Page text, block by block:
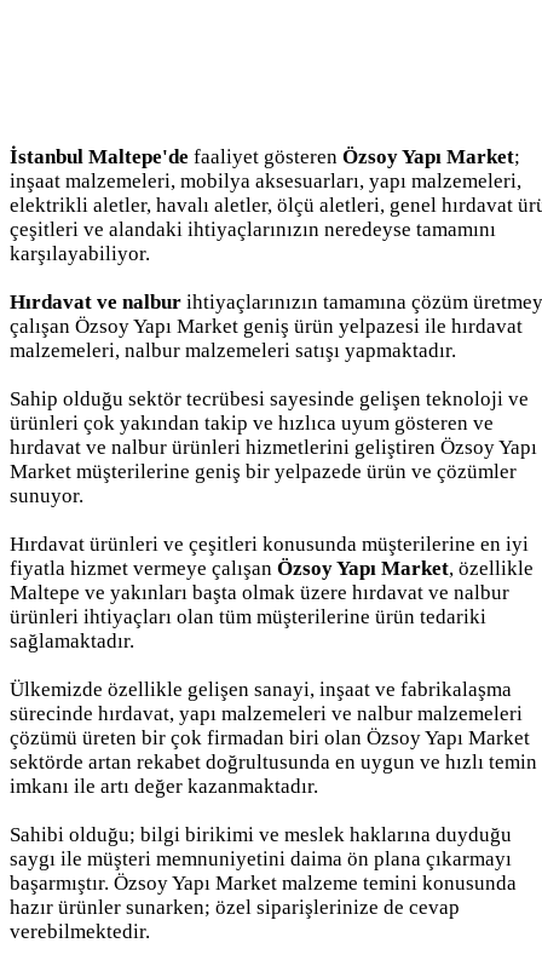
İstanbul Maltepe'de faaliyet gösteren Özsoy Yapı Market;
inşaat malzemeleri, mobilya aksesuarları, yapı malzemeleri,
elektrikli aletler, havalı aletler, ölçü aletleri, genel hırdavat
çeşitleri ve alandaki ihtiyaçlarınızın neredeyse tamamını
karşılayabiliyor.
Hırdavat ve nalbur ihtiyaçlarınızın tamamına çözüm
çalışan Özsoy Yapı Market geniş ürün yelpazesi ile hırdavat
malzemeleri, nalbur malzemeleri satışı yapmaktadır.
Sahip olduğu sektör tecrübesi sayesinde gelişen teknoloji ve
ürünleri çok yakından takip ve hızlıca uyum gösteren ve
hırdavat ve nalbur ürünleri hizmetlerini geliştiren Özsoy Yapı
Market müşterilerine geniş bir yelpazede ürün ve çözümler
sunuyor.
Hırdavat ürünleri ve çeşitleri konusunda müşterilerine en iyi
fiyatla hizmet vermeye çalışan Özsoy Yapı Market, özellikle
Maltepe ve yakınları başta olmak üzere hırdavat ve nalbur
ürünleri ihtiyaçları olan tüm müşterilerine ürün tedariki
sağlamaktadır.
Ülkemizde özellikle gelişen sanayi, inşaat ve fabrikalaşma
sürecinde hırdavat, yapı malzemeleri ve nalbur malzemeleri
çözümü üreten bir çok firmadan biri olan Özsoy Yapı Market
sektörde artan rekabet doğrultusunda en uygun ve hızlı temin
imkanı ile artı değer kazanmaktadır.
Sahibi olduğu; bilgi birikimi ve meslek haklarına duyduğu
saygı ile müşteri memnuniyetini daima ön plana çıkarmayı
başarmıştır. Özsoy Yapı Market malzeme temini konusunda
hazır ürünler sunarken; özel siparişlerinize de cevap
verebilmektedir.